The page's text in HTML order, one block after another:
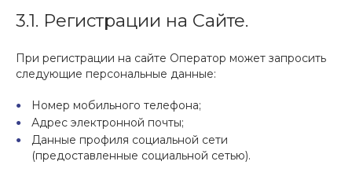
3.1. Регистрации на Сайте.
При регистрации на сайте Оператор может запросить
следующие персональные данные:
Номер мобильного телефона;
Адрес электронной почты;
Данные профиля социальной сети
(предоставленные социальной сетью).